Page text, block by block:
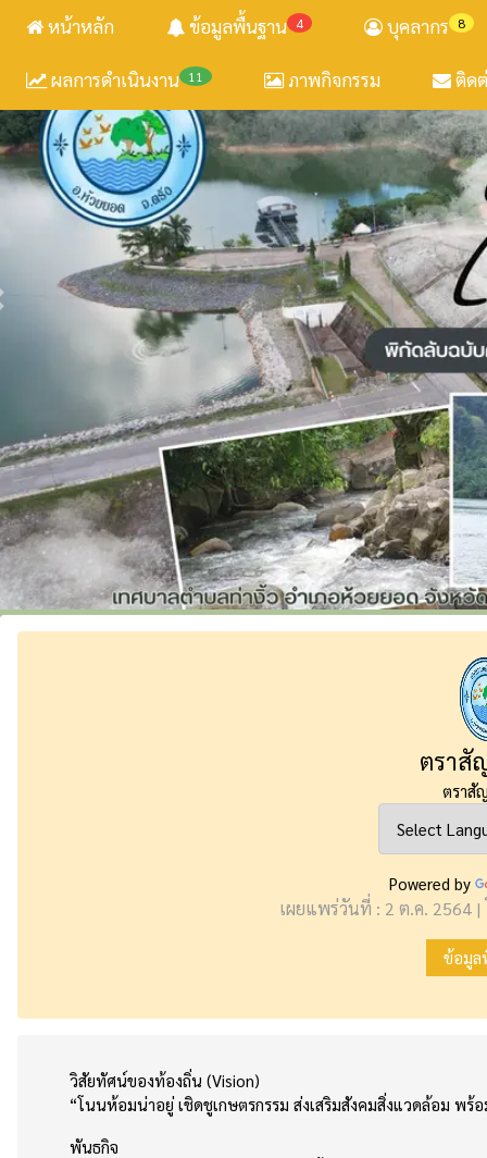
หน้าหลัก 4
ข้อมูลพื้นฐาน 8
บุคลากร
11
ผลการดำเนินงาน ภาพกิจกรรม ติด
ตราสั
ตราสั
Powered by
เผยแพร่วันที่ : 2 ต.ค. 2564 |
ข้อมูล
วิสัยทัศน์ของท้องถิ่น (Vision)
“โนนห้อมน่าอยู่ เชิดชูเกษตรกรรม ส่งเสริมสังคมสิ่งแวดล้อม พ
พันธกิจ